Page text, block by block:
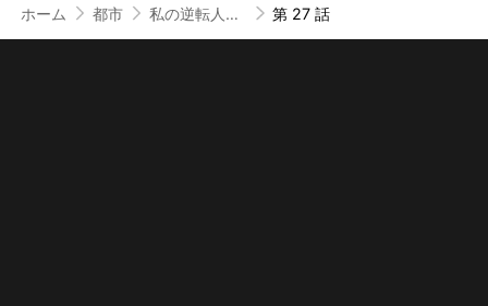
ホーム 都市 私の逆転人生 〜契約結婚で社長夫人〜 第 27 話